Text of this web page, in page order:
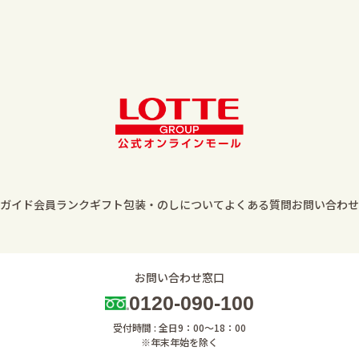
イド会員ランクギフト包装・のしについてよくある質問お問い合わせ
お問い合わせ窓口
0120-090-100
受付時間 : 全日9：00～18：00
※年末年始を除く